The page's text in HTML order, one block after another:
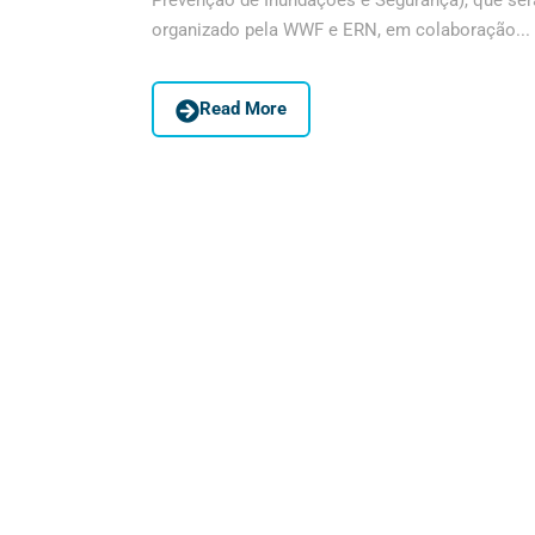
organizado pela WWF e ERN, em colaboração...
Read More